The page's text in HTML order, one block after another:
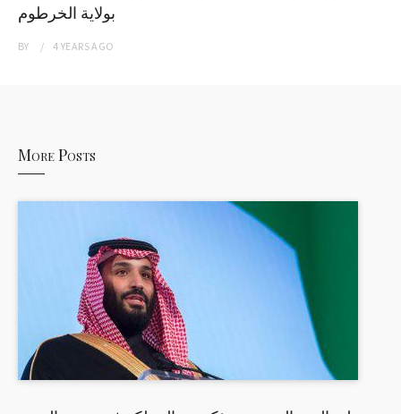
بولاية الخرطوم
BY 4 YEARSAGO
More Posts